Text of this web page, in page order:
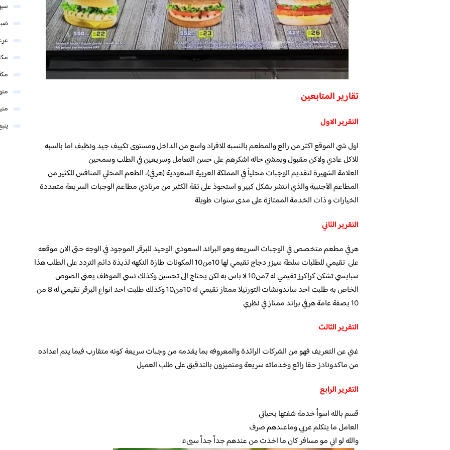
تقارير المتابعين
التقرير الاول
اول شي الموقع اكثر من رائع والمطعم بالنسبه للافراد واسع من الداخل ومستوى تكييف جيد ونظيف اما بالسبه
للاكل عادي ولاكن مقبول ويمشي حاله اشكرهم على حسن التعامل وسريعين في الطلب وسمحين
العلامة الشهيرة لتقديم الوجبات محلياً في المملكة العربية السعودية (هرفي)، الطعم المحلي المنافس للكثير من
المطاعم الأجنبية والذي انتشر بشكل كبير و استحوذ على ثقة الكثير من مرتادي مطاعم الوجبات السريعة متعددة
الخيارات و ذات الخدمة الممتازة على مدى سنوات طويلة
التقرير الثاني
هرفي مطعم متخصص في الوجبات السريعه وهو البراند السعودي الوحيد للبرقر الموجود في الوجه حتى الان موقعه
على تقيمي للطلبات سلطة سيزر دجاج تقيمي لها 10من10 المكونات طازة النكهه لذيذة دائم التردد على الطلب هذا
سبايسي تشكن كراكرز تقيمي له 7من10 لا باس به لكن يحتاج الى تحسين وكذلك نسي الموظف يعني الصوص
الخاص به طلبت احد ساندوتشات التورتيلا ممتاز تقيمي له 10من10 وكذلك طلبت احد انواع البرقر تقيمي له 8 من
10 بصفة عامة هرفي براند ممتاز في نظري
التقرير الثالث
غني عن التعريف فهو من الشركات الرائدة والمعروفه بما يقدمه من وجبات سريعة كونه متقارب فيما يتم اعداده
من ماكدونادز حقا رائع وخدماته سريعة ومتميزون بالتدقيق على طلب العميل
التقرير الرابع
قسم بالله اسوأ خدمة شفتها بحياتي
العامل ما يتكلم عربي وماعندهم صرف
والله لو اني مو مسافر كان ما اخذت من عندهم جداً جداً سيىء